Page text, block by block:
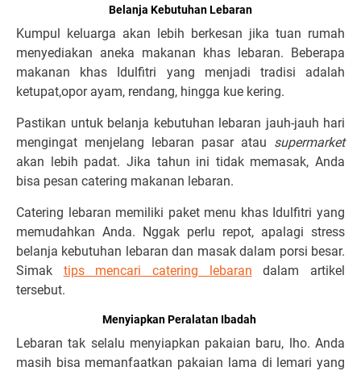
Belanja Kebutuhan Lebaran
Kumpul keluarga akan lebih berkesan jika tuan rumah
menyediakan aneka makanan khas lebaran. Beberapa
makanan khas Idulfitri yang menjadi tradisi adalah
ketupat,opor ayam, rendang, hingga kue kering.
Pastikan untuk belanja kebutuhan lebaran jauh-jauh hari
mengingat menjelang lebaran pasar atau supermarket
akan lebih padat. Jika tahun ini tidak memasak, Anda
bisa pesan catering makanan lebaran.
Catering lebaran memiliki paket menu khas Idulfitri yang
memudahkan Anda. Nggak perlu repot, apalagi stress
belanja kebutuhan lebaran dan masak dalam porsi besar.
Simak tips mencari catering lebaran dalam artikel
tersebut.
Menyiapkan Peralatan Ibadah
Lebaran tak selalu menyiapkan pakaian baru, lho. Anda
masih bisa memanfaatkan pakaian lama di lemari yang